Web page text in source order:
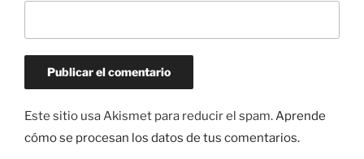
Este sitio usa Akismet para reducir el spam. Aprende
cómo se procesan los datos de tus comentarios.